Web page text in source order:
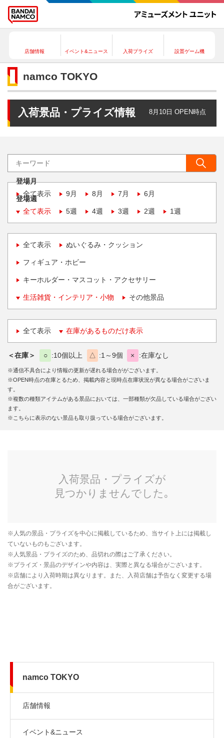
店舗情報 イベント&ニュース 入荷プライズ 設置ゲーム機
namco TOKYO
入荷景品・プライズ情報 8月10日 OPEN時点
登場月
全て表示
9月 8月 7月 6月
登場週
全て表示
5週 4週 3週 2週 1週
全て表示 ぬいぐるみ・クッション
フィギュア・ホビー
キーホルダー・マスコット・アクセサリー
生活雑貨・インテリア・小物 その他景品
全て表示 在庫があるものだけ表示
＜在庫＞ ○ 10個以上 △ 1～9個 × 在庫なし
※通信不具合により情報の更新が遅れる場合ががございます。
※OPEN時点の在庫とるため、掲載内容と現時点在庫状況が異なる場合がございま
す。
※複数の種類アイテムがある景品においては、一部種類が欠品している場合がござい
ます。
※こちらに表示のない景品も取り扱っている場合がございます。
namco TOKYO
店舗情報
イベント&ニュース